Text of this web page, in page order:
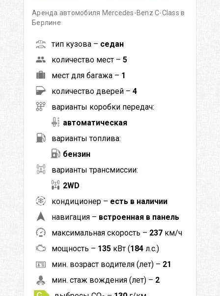
Аренда автомобиля Mercedes-Benz C-Class в
Берлине
тип кузова – седан
количество мест – 5
мест для багажа – 1
количество дверей – 4
варианты коробки передач:
автоматическая
варианты топлива:
бензин
варианты трансмиссии:
2WD
кондиционер – есть в наличии
навигация – встроенная в панель
максимальная скорость – 237 км/ч
мощность – 135 кВт (184 л.с.)
мин. возраст водителя (лет) – 21
мин. стаж вождения (лет) – 2